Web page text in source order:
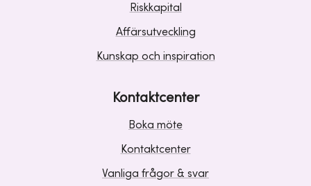
Riskkapital
Affärsutveckling
Kunskap och inspiration
Kontaktcenter
Boka möte
Kontaktcenter
Vanliga frågor & svar